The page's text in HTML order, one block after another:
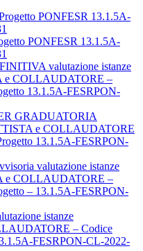
PONFESR 13.1.5A-
PONFESR 13.1.5A-
valutazione istanze
e COLLAUDATORE –
13.1.5A-FESRPON-
GRADUATORIA
e COLLAUDATORE
13.1.5A-FESRPON-
valutazione istanze
e COLLAUDATORE –
– 13.1.5A-FESRPON-
istanze
– Codice
FESRPON-CL-2022-